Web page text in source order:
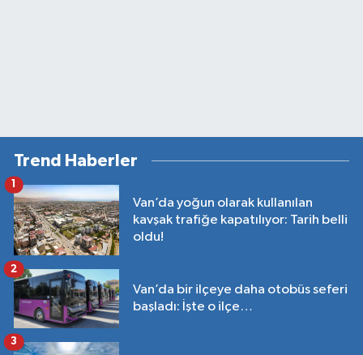
Trend Haberler
Van’da yoğun olarak kullanılan
kavşak trafiğe kapatılıyor: Tarih belli
oldu!
Van’da bir ilçeye daha otobüs seferi
başladı: İşte o ilçe…
2
3